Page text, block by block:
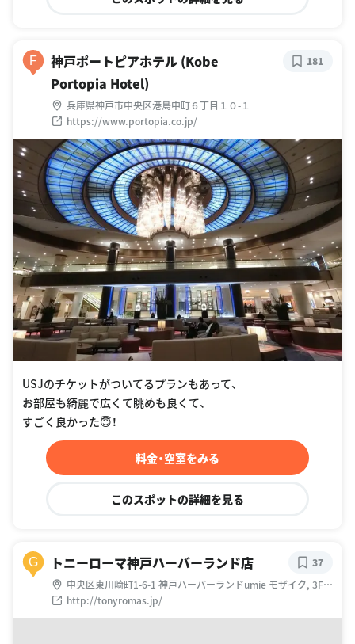
F
神戸ポートピアホテル (Kobe
Portopia Hotel)
兵庫県神戸市中央区港島中町６丁目１０-１
https://www.portopia.co.jp/
181
USJのチケットがついてるプランもあって、
お部屋も綺麗で広くて眺めも良くて、
すごく良かった😇！
料金・空室をみる
このスポットの詳細を見る
G トニーローマ神戸ハーバーランド店
中央区東川崎町1-6-1 神戸ハーバーランドumie モザイク, 3F
１丁目-６ 東川崎町 中央区 神戸市 兵庫県 日本
http://tonyromas.jp/
37